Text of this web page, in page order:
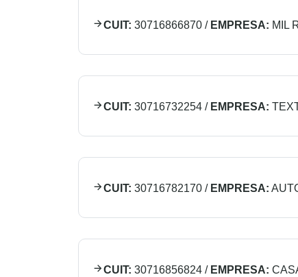
CUIT: 30716866870 / EMPRESA: MIL
CUIT: 30716732254 / EMPRESA:
CUIT: 30716782170 / EMPRESA:
CUIT: 30716856824 / EMPRESA: